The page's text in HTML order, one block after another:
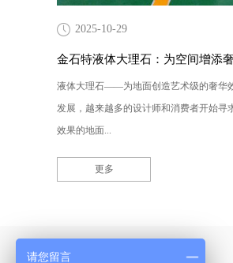
2025-10-29
金石特液体大理石：为空间增添
液体大理石——为地面创造艺术级的奢华
发展，越来越多的设计师和消费者开始寻
效果的地面...
更多
产品采购直通车
请您留言